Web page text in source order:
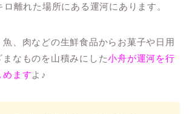
離れた場所にある運河にあります。
、肉などの生鮮食品からお菓子や日用
なものを山積みにした小舟が運河を行
めますよ♪